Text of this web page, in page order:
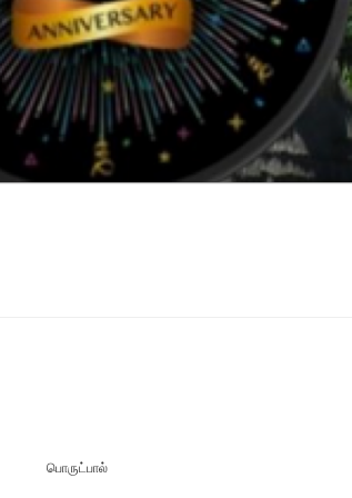
பொருட்பால்